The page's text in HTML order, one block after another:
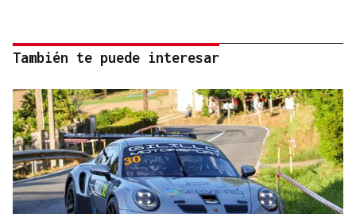
También te puede interesar